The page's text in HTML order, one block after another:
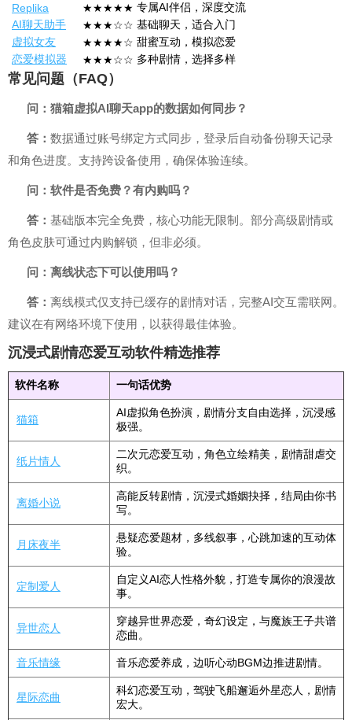
Replika
★★★★★ 专属AI伴侣，深度交流
AI聊天助手
★★★☆☆ 基础聊天，适合入门
虚拟女友
★★★★☆ 甜蜜互动，模拟恋爱
恋爱模拟器
★★★☆☆ 多种剧情，选择多样
常见问题（FAQ）
问：猫箱虚拟AI聊天app的数据如何同步？
答： 数据通过账号绑定方式同步，登录后自动备份聊天记录
和角色进度。支持跨设备使用，确保体验连续。
问：软件是否免费？有内购吗？
答： 基础版本完全免费，核心功能无限制。部分高级剧情或
角色皮肤可通过内购解锁，但非必须。
问：离线状态下可以使用吗？
答： 离线模式仅支持已缓存的剧情对话，完整AI交互需联网。
建议在有网络环境下使用，以获得最佳体验。
沉浸式剧情恋爱互动软件精选推荐
软件名称 一句话优势
猫箱
AI虚拟角色扮演，剧情分支自由选择，沉浸感
极强。
纸片情人
二次元恋爱互动，角色立绘精美，剧情甜虐交
织。
离婚小说
高能反转剧情，沉浸式婚姻抉择，结局由你书
写。
月床夜半
悬疑恋爱题材，多线叙事，心跳加速的互动体
验。
定制爱人
自定义AI恋人性格外貌，打造专属你的浪漫故
事。
异世恋人
穿越异世界恋爱，奇幻设定，与魔族王子共谱
恋曲。
音乐情缘 音乐恋爱养成，边听心动BGM边推进剧情。
星际恋曲
科幻恋爱互动，驾驶飞船邂逅外星恋人，剧情
宏大。